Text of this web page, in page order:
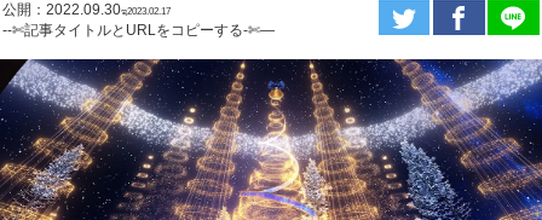
公開：2022.09.30ಇ2023.02.17
--✄記事タイトルとURLをコピーする-✄—